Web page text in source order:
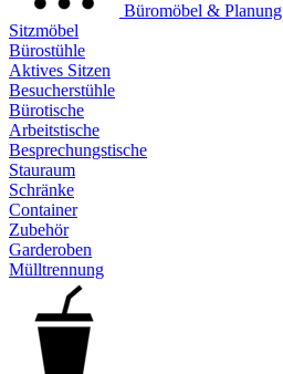
Büromöbel & Planung
Sitzmöbel
Bürostühle
Aktives Sitzen
Besucherstühle
Bürotische
Arbeitstische
Besprechungstische
Stauraum
Schränke
Container
Zubehör
Garderoben
Mülltrennung